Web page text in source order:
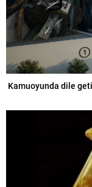
Kamuoyunda dile